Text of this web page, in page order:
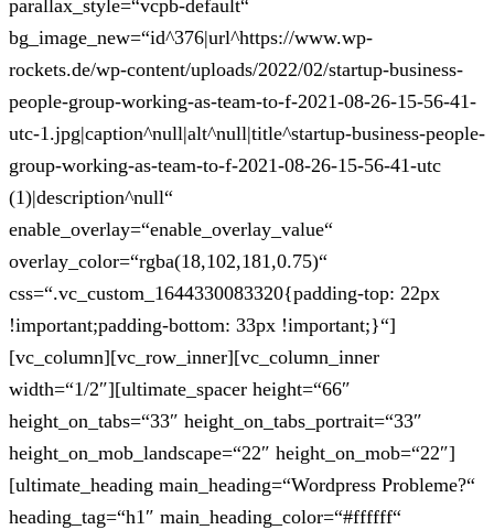
parallax_style=“vcpb-default“
bg_image_new=“id^376|url^https://www.wp-
rockets.de/wp-content/uploads/2022/02/startup-business-
people-group-working-as-team-to-f-2021-08-26-15-56-41-
utc-1.jpg|caption^null|alt^null|title^startup-business-people-
group-working-as-team-to-f-2021-08-26-15-56-41-utc
(1)|description^null“
enable_overlay=“enable_overlay_value“
overlay_color=“rgba(18,102,181,0.75)“
css=“.vc_custom_1644330083320{padding-top: 22px
!important;padding-bottom: 33px !important;}“]
[vc_column][vc_row_inner][vc_column_inner
width=“1/2″][ultimate_spacer height=“66″
height_on_tabs=“33″ height_on_tabs_portrait=“33″
height_on_mob_landscape=“22″ height_on_mob=“22″]
[ultimate_heading main_heading=“Wordpress Probleme?“
heading_tag=“h1″ main_heading_color=“#ffffff“